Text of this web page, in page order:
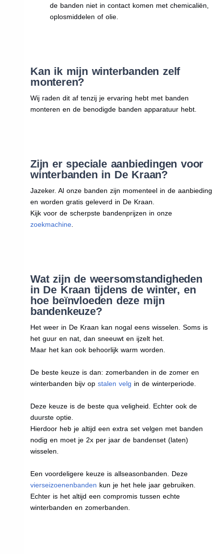
de banden niet in contact komen met chemicaliën,
oplosmiddelen of olie.
Kan ik mijn winterbanden zelf
monteren?
Wij raden dit af tenzij je ervaring hebt met banden
monteren en de benodigde banden apparatuur hebt.
Zijn er speciale aanbiedingen voor
winterbanden in De Kraan?
Jazeker. Al onze banden zijn momenteel in de aanbieding
en worden gratis geleverd in De Kraan.
Kijk voor de scherpste bandenprijzen in onze
zoekmachine.
Wat zijn de weersomstandigheden
in De Kraan tijdens de winter, en
hoe beïnvloeden deze mijn
bandenkeuze?
Het weer in De Kraan kan nogal eens wisselen. Soms is
het guur en nat, dan sneeuwt en ijzelt het.
Maar het kan ook behoorlijk warm worden.
De beste keuze is dan: zomerbanden in de zomer en
winterbanden bijv op stalen velg in de winterperiode.
Deze keuze is de beste qua veligheid. Echter ook de
duurste optie.
Hierdoor heb je altijd een extra set velgen met banden
nodig en moet je 2x per jaar de bandenset (laten)
wisselen.
Een voordeligere keuze is allseasonbanden. Deze
vierseizoenenbanden kun je het hele jaar gebruiken.
Echter is het altijd een compromis tussen echte
winterbanden en zomerbanden.